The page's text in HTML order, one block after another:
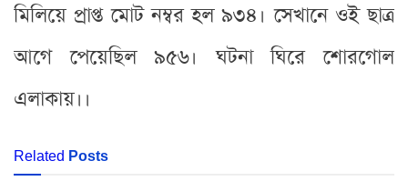
মিলিয়ে প্রাপ্ত মোট নম্বর হল ৯৩৪। সেখানে ওই ছাত্র
আগে পেয়েছিল ৯৫৬। ঘটনা ঘিরে শোরগোল
এলাকায়।।
Related Posts